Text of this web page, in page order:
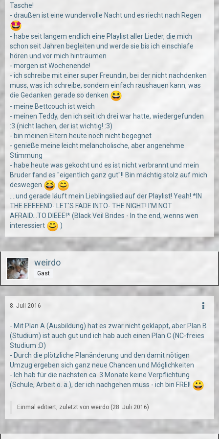
Tasche!
- draußen ist eine wundervolle Nacht und es riecht nach Regen
- habe seit langem endlich eine Playlist aller Lieder, die mich
schon seit Jahren begleiten und werde sie bis ich einschlafe
hören und vor mich hinträumen
- morgen ist Wochenende!
- ich schreibe mit einer super Freundin, bei der nicht nachdenken
muss, was ich schreibe, sondern einfach raushauen kann, was
die Gedanken gerade so denken
- meine Bettcouch ist weich
- meinen Teddy, den ich seit ich drei war hatte, wiedergefunden
:3 (nicht lachen, der ist wichtig! :3)
- bin meinen Eltern heute noch nicht begegnet
- genieße meine leicht melancholische, aber angenehme
Stimmung
- habe heute was gekocht und es ist nicht verbrannt und mein
Bruder fand es "eigentlich ganz gut"!! Bin mächtig stolz auf mich
deswegen
....und gerade läuft mein Lieblingslied auf der Playlist! Yeah! *IN
THE EEEEEND- LET'S FADE INTO- THE NIGHT! I'M NOT
AFRAID...TO DIEEE!* (Black Veil Brides - In the end, wenns wen
interessiert
)
weirdo
Gast
8. Juli 2016
- Mit Plan A (Ausbildung) hat es zwar nicht geklappt, aber Plan B
(Studium) ist auch gut und ich hab auch einen Plan C (NC-freies
Studium :D)
- Durch die plötzliche Planänderung und den damit nötigen
Umzug ergeben sich ganz neue Chancen und Möglichkeiten
- Ich hab für die nächsten ca. 3 Monate keine Verpflichtung
(Schule, Arbeit o. ä.), der ich nachgehen muss - ich bin FREI!
Einmal editiert, zuletzt von weirdo (28. Juli 2016)